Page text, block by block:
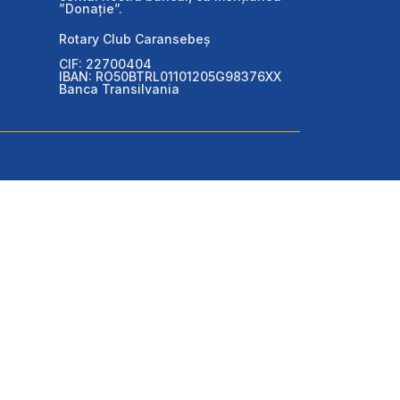
”Donație”.
Rotary Club Caransebeș
CIF: 22700404
IBAN: RO50BTRL01101205G98376XX
Banca Transilvania